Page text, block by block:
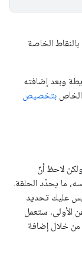
الخاصة
إضافته
بتخصيص
لاحظ أنّ
ما يحدّد الحلقة.
تحديد
ستعمل
إضافة